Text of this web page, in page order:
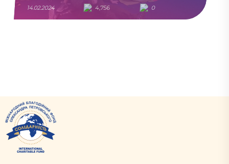
14.02.2024 4,756 0